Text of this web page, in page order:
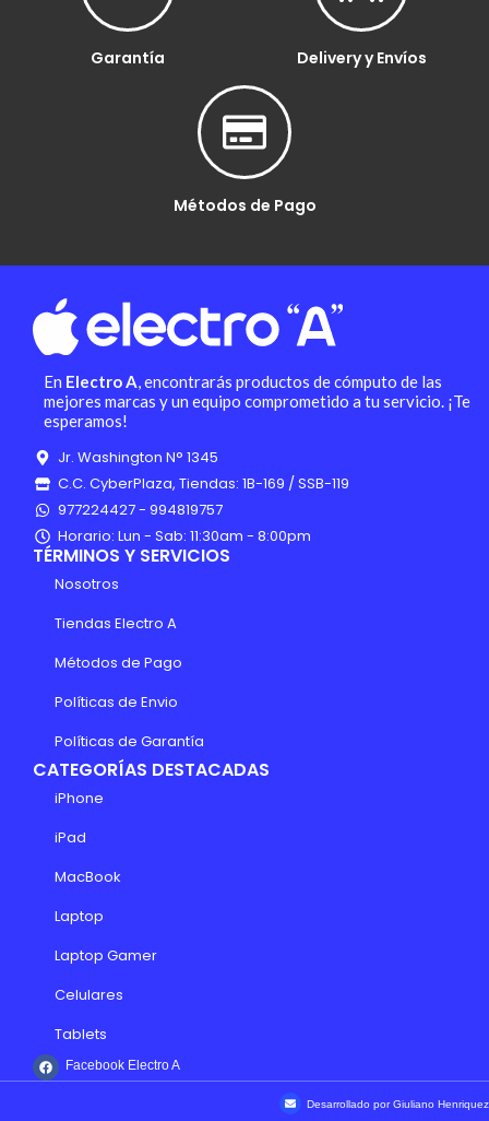
Garantía Delivery y Envíos
Métodos de Pago
En Electro A, encontrarás productos de cómputo de las
mejores marcas y un equipo comprometido a tu servicio. ¡Te
esperamos!
Jr. Washington N° 1345
C.C. CyberPlaza, Tiendas: 1B-169 / SSB-119
977224427 - 994819757
Horario: Lun - Sab: 11:30am - 8:00pm
TÉRMINOS Y SERVICIOS
Nosotros
Tiendas Electro A
Métodos de Pago
Políticas de Envio
Políticas de Garantía
CATEGORÍAS DESTACADAS
iPhone
iPad
MacBook
Laptop
Laptop Gamer
Celulares
Tablets
Facebook Electro A
Desarrollado por Giuliano Henriquez